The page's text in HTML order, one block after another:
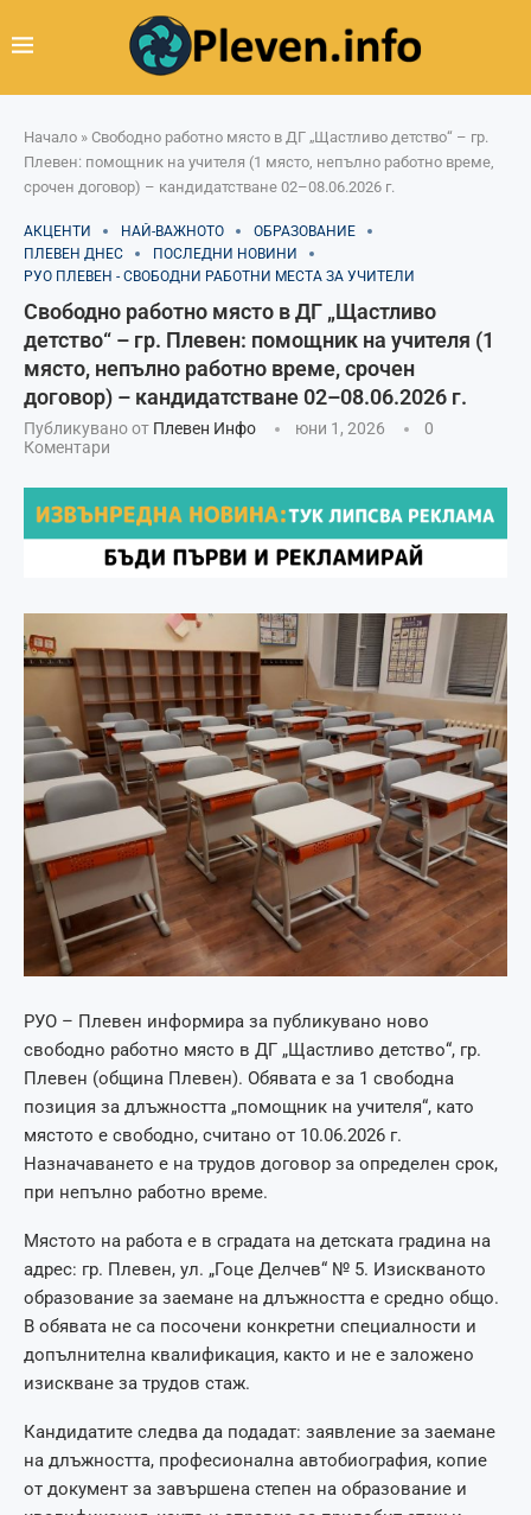
Начало » Свободно работно място в ДГ „Щастливо детство“ – гр.
Плевен: помощник на учителя (1 място, непълно работно време,
срочен договор) – кандидатстване 02–08.06.2026 г.
АКЦЕНТИ НАЙ-ВАЖНОТО
ОБРАЗОВАНИЕ
ПЛЕВЕН ДНЕС
ПОСЛЕДНИ НОВИНИ
РУО ПЛЕВЕН - СВОБОДНИ РАБОТНИ МЕСТА ЗА УЧИТЕЛИ
Свободно работно място в ДГ „Щастливо
детство“ – гр. Плевен: помощник на учителя (1
място, непълно работно време, срочен
договор) – кандидатстване 02–08.06.2026 г.
Публикувано от Плевен Инфо юни 1, 2026
0
Коментари
РУО – Плевен информира за публикувано ново
свободно работно място в ДГ „Щастливо детство“, гр.
Плевен (община Плевен). Обявата е за 1 свободна
позиция за длъжността „помощник на учителя“, като
мястото е свободно, считано от 10.06.2026 г.
Назначаването е на трудов договор за определен срок,
при непълно работно време.
Мястото на работа е в сградата на детската градина на
адрес: гр. Плевен, ул. „Гоце Делчев“ № 5. Изискваното
образование за заемане на длъжността е средно общо.
В обявата не са посочени конкретни специалности и
допълнителна квалификация, както и не е заложено
изискване за трудов стаж.
Кандидатите следва да подадат: заявление за заемане
на длъжността, професионална автобиография, копие
от документ за завършена степен на образование и